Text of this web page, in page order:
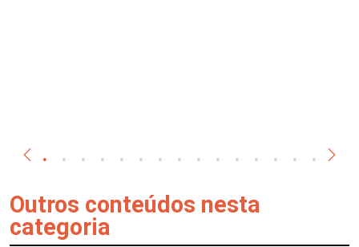
Outros conteúdos nesta
categoria